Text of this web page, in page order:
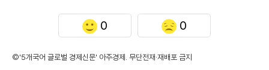
0 0
©'5개국어 글로벌 경제신문' 아주경제. 무단전재·재배포 금지